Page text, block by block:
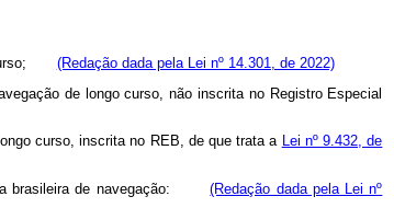
curso; (Redação dada pela Lei nº 14.301, de 2022)
de longo curso, não inscrita no Registro Especial
curso, inscrita no REB, de que trata a Lei nº 9.432, de
brasileira de navegação:(Redação dada pela Lei nº